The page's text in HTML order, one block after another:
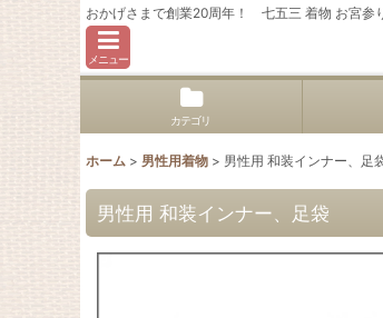
おかげさまで創業20周年！ 七五三 着物 お宮参
メニュー
カテゴリ
ホーム > 男性用着物 > 男性用 和装インナー、足
男性用 和装インナー、足袋